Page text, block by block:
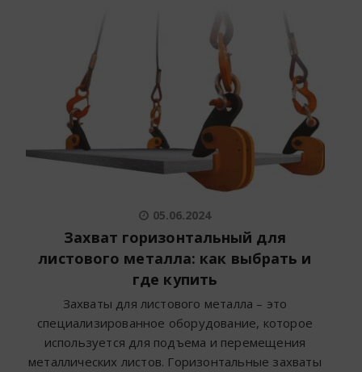
05.06.2024
Захват горизонтальный для
листового металла: как выбрать и
где купить
Захваты для листового металла – это
специализированное оборудование, которое
используется для подъема и перемещения
металлических листов. Горизонтальные захваты